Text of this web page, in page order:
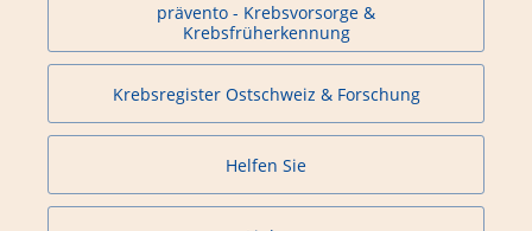
prävento - Krebsvorsorge &
Krebsfrüherkennung
Krebsregister Ostschweiz & Forschung
Helfen Sie